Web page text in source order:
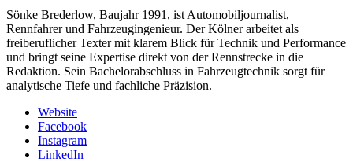
Sönke Brederlow, Baujahr 1991, ist Automobiljournalist,
Rennfahrer und Fahrzeugingenieur. Der Kölner arbeitet als
freiberuflicher Texter mit klarem Blick für Technik und Performance
und bringt seine Expertise direkt von der Rennstrecke in die
Redaktion. Sein Bachelorabschluss in Fahrzeugtechnik sorgt für
analytische Tiefe und fachliche Präzision.
Website
Facebook
Instagram
LinkedIn